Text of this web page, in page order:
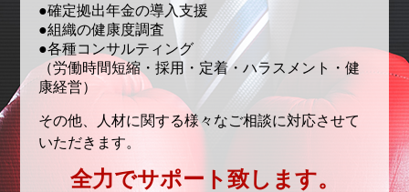
●確定拠出年金の導入支援
●組織の健康度調査
●各種コンサルティング
（労働時間短縮・採用・定着・ハラスメント・健
康経営）
その他、人材に関する様々なご相談に対応させて
いただきます。
全力でサポート致します。